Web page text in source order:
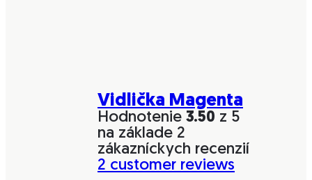
Vidlička Magenta
Hodnotenie 3.50 z 5
na základe 2
zákazníckych recenzií
2 customer reviews